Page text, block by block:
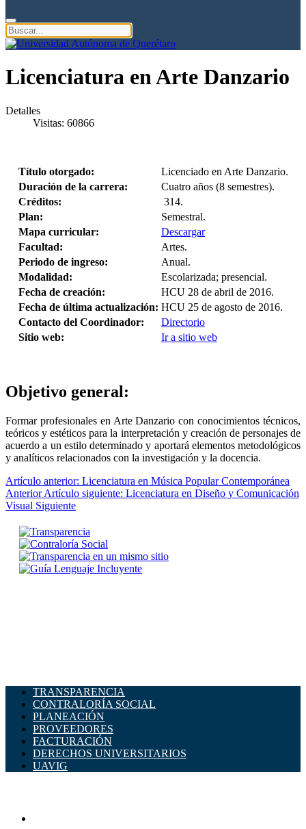
Licenciatura en Arte Danzario
Detalles
Visitas: 60866
Título otorgado:
Licenciado en Arte Danzario.
Duración de la carrera:
Cuatro años (8 semestres).
Créditos:
314.
Plan:
Semestral.
Mapa curricular:
Descargar
Facultad:
Artes.
Periodo de ingreso:
Anual.
Modalidad:
Escolarizada; presencial.
Fecha de creación:
HCU 28 de abril de 2016.
Fecha de última actualización: HCU 25 de agosto de 2016.
Contacto del Coordinador:
Directorio
Sitio web:
Ir a sitio web
Objetivo general:
Formar profesionales en Arte Danzario con conocimientos técnicos,
teóricos y estéticos para la interpretación y creación de personajes de
acuerdo a un estilo determinado y aportará elementos metodológicos
y analíticos relacionados con la investigación y la docencia.
Artículo anterior: Licenciatura en Música Popular Contemporánea
Anterior Artículo siguiente: Licenciatura en Diseño y Comunicación
Visual Siguiente
TRANSPARENCIA
CONTRALORÍA SOCIAL
PLANEACIÓN
PROVEEDORES
FACTURACIÓN
DERECHOS UNIVERSITARIOS
UAVIG